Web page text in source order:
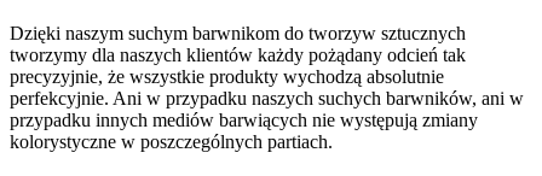
Dzięki naszym suchym barwnikom do tworzyw sztucznych
tworzymy dla naszych klientów każdy pożądany odcień tak
precyzyjnie, że wszystkie produkty wychodzą absolutnie
perfekcyjnie. Ani w przypadku naszych suchych barwników, ani w
przypadku innych mediów barwiących nie występują zmiany
kolorystyczne w poszczególnych partiach.